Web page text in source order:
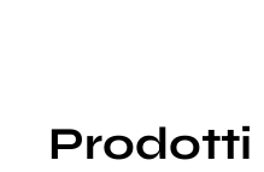
Prodotti